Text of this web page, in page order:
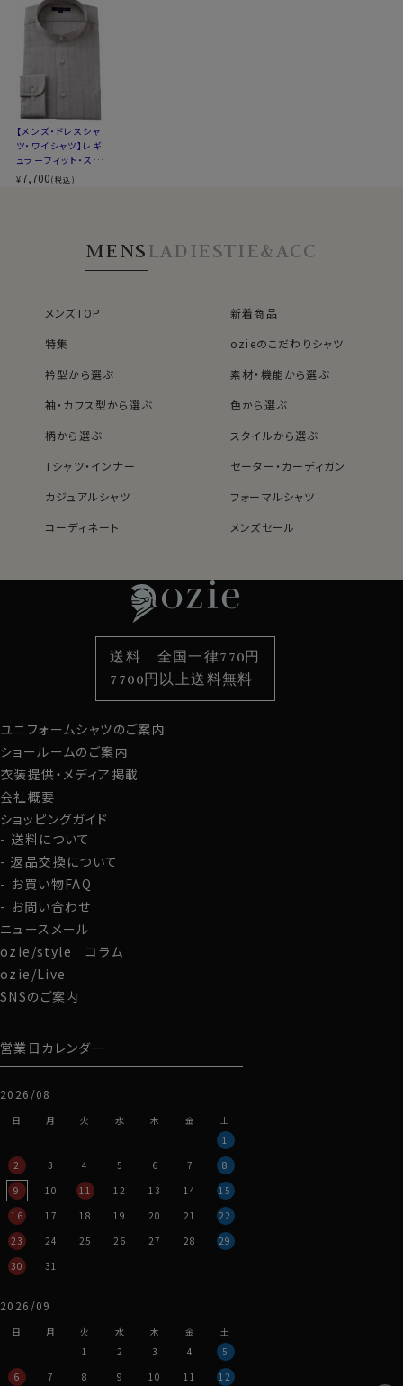
【メンズ・ドレスシャ
ツ・ワイシャツ】レギ
ュラーフィット・スタ
ンドカラー
¥7,700(税込)
MENSLADIESTIE&ACC
メンズTOP
新着商品
特集
ozieのこだわりシャツ
衿型から選ぶ
素材・機能から選ぶ
袖・カフス型から選ぶ
色から選ぶ
柄から選ぶ
スタイルから選ぶ
Tシャツ・インナー
セーター・カーディガン
カジュアルシャツ
フォーマルシャツ
コーディネート
メンズセール
袖・カフス型から選ぶ
色から選ぶ
柄から選ぶ
スタイルから選ぶ
カジュアルシャツ
定番シャツ
カフスボタン
サスペンダー
財布・名刺入れ
バッグ
ストール・マフラー
グローブ
ユニフォームシャツのご案内
ショールームのご案内
衣装提供・メディア掲載
会社概要
ショッピングガイド
送料について
返品交換について
お買い物FAQ
お問い合わせ
ニュースメール
ozie/style コラム
ozie/Live
SNSのご案内
営業日カレンダー
2026/08
日 月 火 水 木 金
土
1
2
3 4 5 6 7
8
9
10 11 12 13 14
15
16
17 18 19 20 21
22
23
24 25 26 27 28
29
30
31
2026/09
日 月 火 水 木 金
土
1
2 3 4
5
6
7 8 9 10 11 12
送料 全国一律770円
7700円以上送料無料